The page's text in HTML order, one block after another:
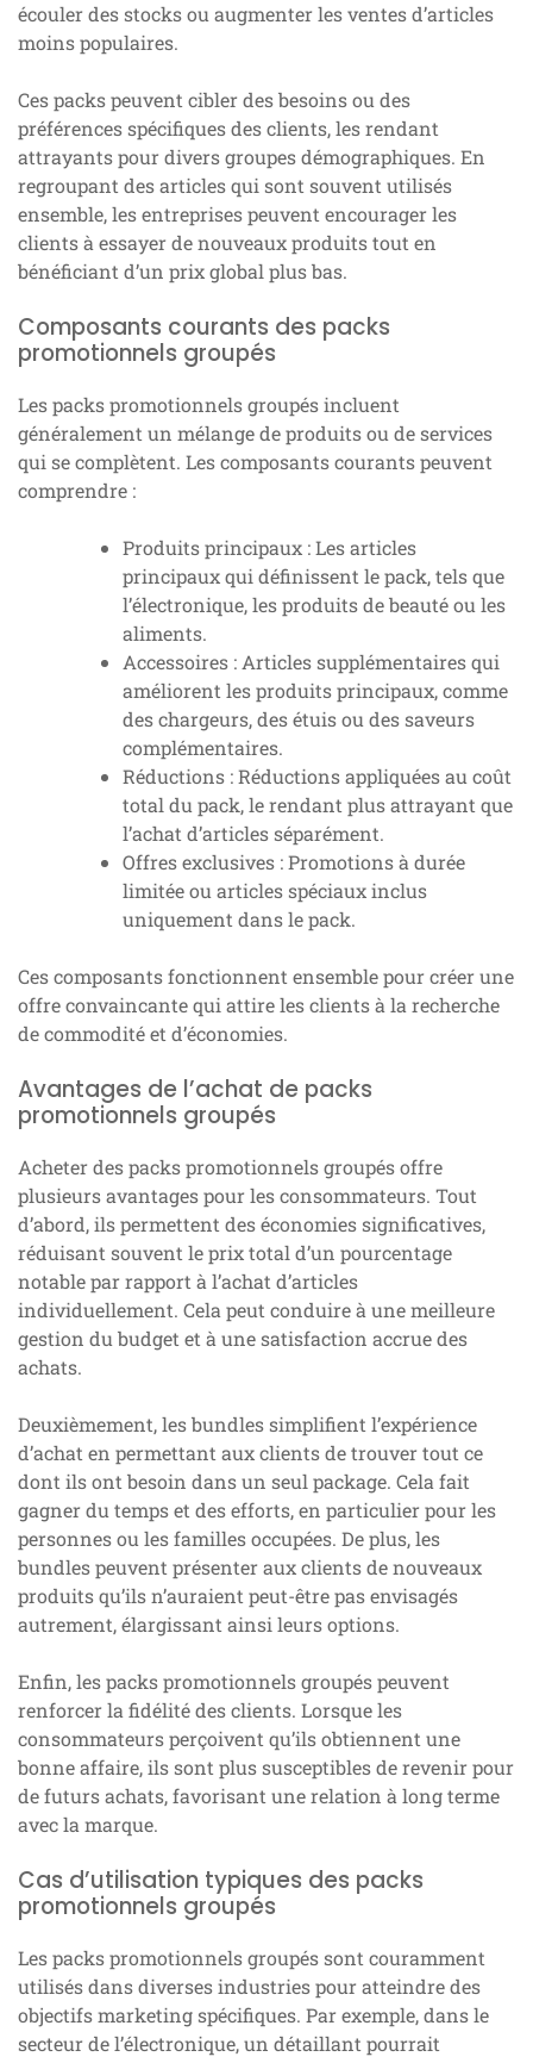
écouler des stocks ou augmenter les ventes d’articles
moins populaires.
Ces packs peuvent cibler des besoins ou des
préférences spécifiques des clients, les rendant
attrayants pour divers groupes démographiques. En
regroupant des articles qui sont souvent utilisés
ensemble, les entreprises peuvent encourager les
clients à essayer de nouveaux produits tout en
bénéficiant d’un prix global plus bas.
Composants courants des packs
promotionnels groupés
Les packs promotionnels groupés incluent
généralement un mélange de produits ou de services
qui se complètent. Les composants courants peuvent
comprendre :
Produits principaux : Les articles
principaux qui définissent le pack, tels que
l’électronique, les produits de beauté ou les
aliments.
Accessoires : Articles supplémentaires qui
améliorent les produits principaux, comme
des chargeurs, des étuis ou des saveurs
complémentaires.
Réductions : Réductions appliquées au coût
total du pack, le rendant plus attrayant que
l’achat d’articles séparément.
Offres exclusives : Promotions à durée
limitée ou articles spéciaux inclus
uniquement dans le pack.
Ces composants fonctionnent ensemble pour créer une
offre convaincante qui attire les clients à la recherche
de commodité et d’économies.
Avantages de l’achat de packs
promotionnels groupés
Acheter des packs promotionnels groupés offre
plusieurs avantages pour les consommateurs. Tout
d’abord, ils permettent des économies significatives,
réduisant souvent le prix total d’un pourcentage
notable par rapport à l’achat d’articles
individuellement. Cela peut conduire à une meilleure
gestion du budget et à une satisfaction accrue des
achats.
Deuxièmement, les bundles simplifient l’expérience
d’achat en permettant aux clients de trouver tout ce
dont ils ont besoin dans un seul package. Cela fait
gagner du temps et des efforts, en particulier pour les
personnes ou les familles occupées. De plus, les
bundles peuvent présenter aux clients de nouveaux
produits qu’ils n’auraient peut-être pas envisagés
autrement, élargissant ainsi leurs options.
Enfin, les packs promotionnels groupés peuvent
renforcer la fidélité des clients. Lorsque les
consommateurs perçoivent qu’ils obtiennent une
bonne affaire, ils sont plus susceptibles de revenir pour
de futurs achats, favorisant une relation à long terme
avec la marque.
Cas d’utilisation typiques des packs
promotionnels groupés
Les packs promotionnels groupés sont couramment
utilisés dans diverses industries pour atteindre des
objectifs marketing spécifiques. Par exemple, dans le
secteur de l’électronique, un détaillant pourrait